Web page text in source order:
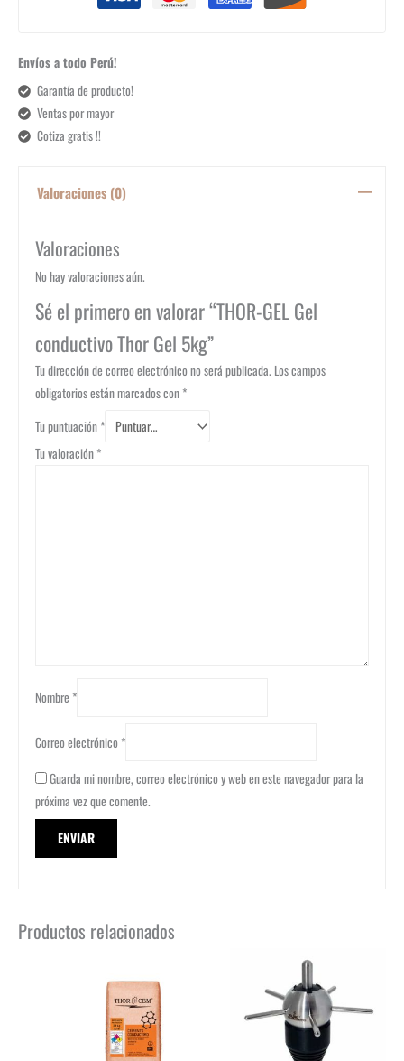
Envíos a todo Perú!
Garantía de producto!
Ventas por mayor
Cotiza gratis !!
Valoraciones (0)
Valoraciones
No hay valoraciones aún.
Sé el primero en valorar “THOR-GEL Gel
conductivo Thor Gel 5kg”
Tu dirección de correo electrónico no será publicada. Los campos
obligatorios están marcados con*
Tu puntuación*
Tu valoración*
Nombre *
Correo electrónico*
Guarda mi nombre, correo electrónico y web en este navegador para la
próxima vez que comente.
Productos relacionados